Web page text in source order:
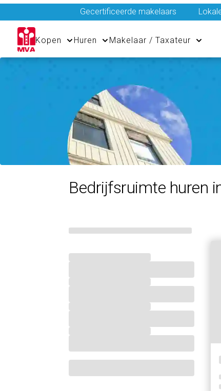
Gecertificeerde makelaars
Kopen Huren Makelaar / Taxateur
Bedrijfsruimte huren